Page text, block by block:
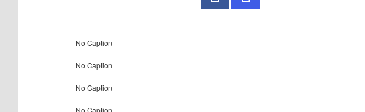
No Caption
No Caption
No Caption